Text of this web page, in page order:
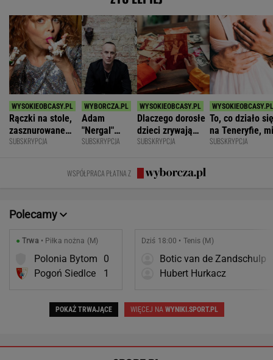
Rączki na stole,
zasznurowane
usta. Byłam
SUBSKRYPCJA
Adam
"Nergal"
Darski: Ja
terapię, a
większość
SUBSKRYPCJA
Dlaczego dorosłe
dzieci zrywają
kontakt z
SUBSKRYPCJA
To, co działo się
na Teneryfie, mi
się należało.
SUBSKRYPCJA
WSPÓŁPRACA PŁATNA Z
Polecamy
●Trwa • Piłka nożna (M)
Polonia Bytom
0
Pogoń Siedlce
1
Dziś 18:00 • Tenis (M)
Botic van de Zandschulp
Hubert Hurkacz
POKAŻ TRWAJĄCE WIĘCEJ NAWYNIKI.SPORT.PL